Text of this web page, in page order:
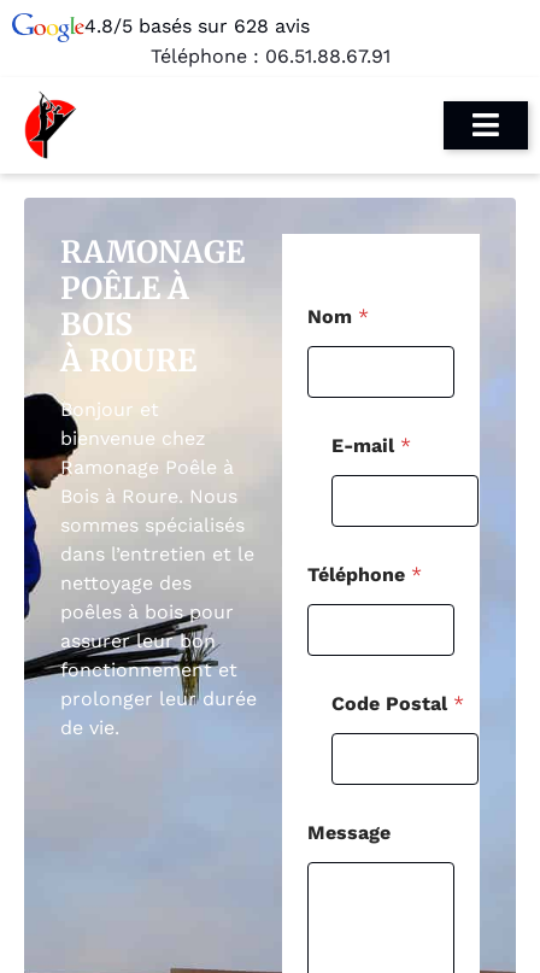
4.8/5 basés sur 628 avis
Téléphone : 06.51.88.67.91
RAMONAGE
POÊLE À
BOIS
À ROURE
Bonjour et
bienvenue chez
Ramonage Poêle à
Bois à Roure. Nous
sommes spécialisés
dans l’entretien et le
nettoyage des
poêles à bois pour
assurer leur bon
fonctionnement et
prolonger leur durée
de vie.
M
e
s
Nom *
E-mail *
Téléphone *
Code Postal *
Message